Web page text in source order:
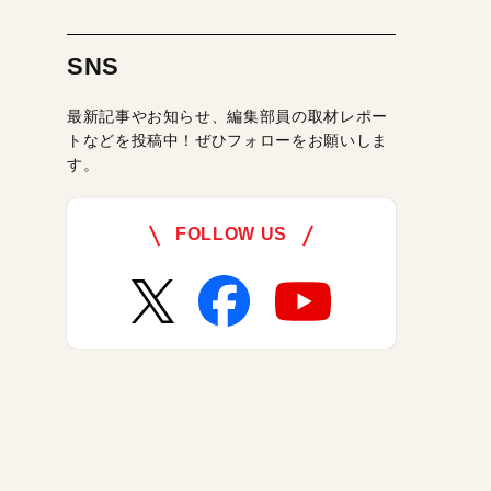
SNS
最新記事やお知らせ、編集部員の取材レポー
トなどを投稿中！ぜひフォローをお願いしま
す。
FOLLOW US